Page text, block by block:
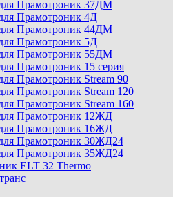
Прамотроник 37ДМ
Прамотроник 4Д
Прамотроник 44ДМ
Прамотроник 5Д
Прамотроник 55ДМ
Прамотроник 15 серия
Прамотроник Stream 90
Прамотроник Stream 120
Прамотроник Stream 160
Прамотроник 12ЖД
Прамотроник 16ЖД
Прамотроник 30ЖД24
Прамотроник 35ЖД24
ELT 32 Thermo